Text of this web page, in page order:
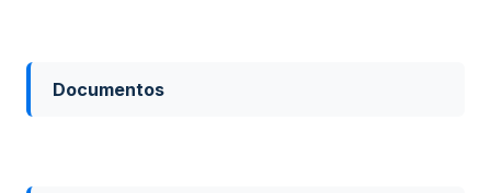
Documentos